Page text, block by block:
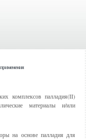
комплексов палладия(II)
материалы и/или
на основе палладия для